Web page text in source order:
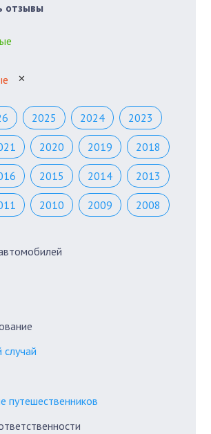
отзывы
✕
2025 2024 2023
2020 2019 2018
2015 2014 2013
2010 2009 2008
случай
путешественников